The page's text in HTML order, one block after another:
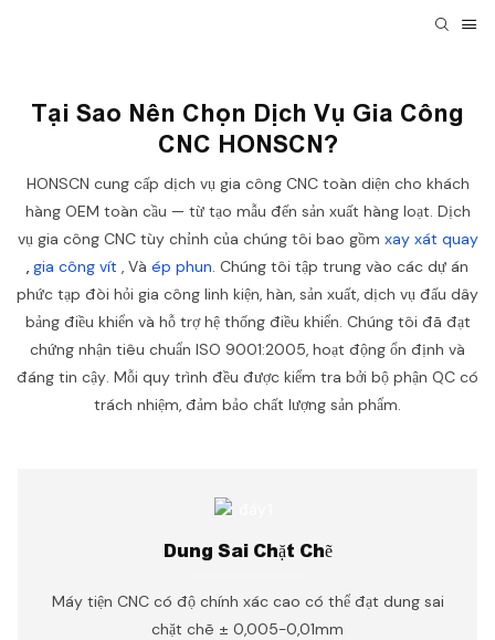
Tại Sao Nên Chọn Dịch Vụ Gia Công
CNC HONSCN?
HONSCN cung cấp dịch vụ gia công CNCtoàn diện cho khách
hàng OEM toàn cầu — từ tạo mẫu đến sản xuất hàng loạt. Dịch
vụ gia công CNC tùy chỉnh của chúng tôi bao gồm xay xát quay
, gia công vít , Và ép phun. Chúng tôi tập trung vào các dự án
phức tạp đòi hỏi gia công linh kiện, hàn, sản xuất, dịch vụ đấu dây
bảng điều khiển và hỗ trợ hệ thống điều khiển. Chúng tôi đã đạt
chứng nhận tiêu chuẩn ISO 9001:2005, hoạt động ổn định và
đáng tin cậy. Mỗi quy trình đều được kiểm tra bởi bộ phận QC có
trách nhiệm, đảm bảo chất lượng sản phẩm.
Dung Sai Chặt Chẽ
Máy tiện CNC có độ chính xác cao có thể đạt dung sai
chặt chẽ ± 0,005-0,01mm